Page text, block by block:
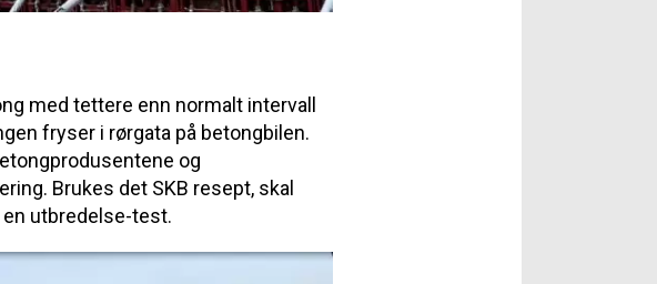
med tettere enn normalt intervall
fryser i rørgata på betongbilen.
og
Brukes det SKB resept, skal
utbredelse-test.